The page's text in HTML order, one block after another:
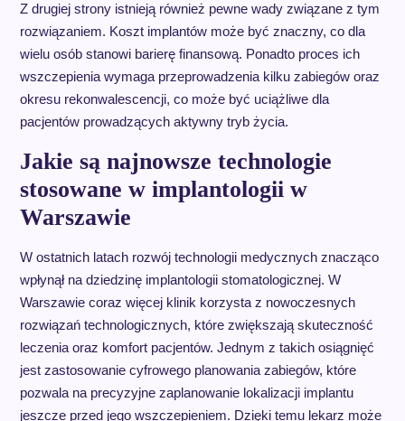
Z drugiej strony istnieją również pewne wady związane z tym
rozwiązaniem. Koszt implantów może być znaczny, co dla
wielu osób stanowi barierę finansową. Ponadto proces ich
wszczepienia wymaga przeprowadzenia kilku zabiegów oraz
okresu rekonwalescencji, co może być uciążliwe dla
pacjentów prowadzących aktywny tryb życia.
Jakie są najnowsze technologie
stosowane w implantologii w
Warszawie
W ostatnich latach rozwój technologii medycznych znacząco
wpłynął na dziedzinę implantologii stomatologicznej. W
Warszawie coraz więcej klinik korzysta z nowoczesnych
rozwiązań technologicznych, które zwiększają skuteczność
leczenia oraz komfort pacjentów. Jednym z takich osiągnięć
jest zastosowanie cyfrowego planowania zabiegów, które
pozwala na precyzyjne zaplanowanie lokalizacji implantu
jeszcze przed jego wszczepieniem. Dzięki temu lekarz może